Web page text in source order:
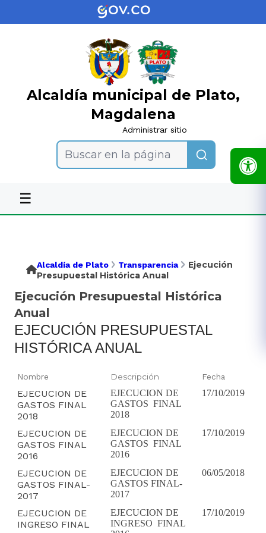
Alcaldía municipal de Plato,
Magdalena
Administrar sitio
Buscar en la página
☰
Alcaldía de Plato Transparencia
Ejecución
Presupuestal Histórica Anual
Ejecución Presupuestal Histórica
Anual
EJECUCIÓN PRESUPUESTAL
HISTÓRICA ANUAL
Nombre Descripción Fecha
EJECUCION DE
GASTOS FINAL
2018
EJECUCION DE
GASTOS FINAL
2018
17/10/2019
EJECUCION DE
GASTOS FINAL
2016
EJECUCION DE
GASTOS FINAL
2016
17/10/2019
EJECUCION DE
GASTOS FINAL-
2017
EJECUCION DE
GASTOS FINAL-
2017
06/05/2018
EJECUCION DE
INGRESO FINAL
EJECUCION DE
INGRESO FINAL
17/10/2019